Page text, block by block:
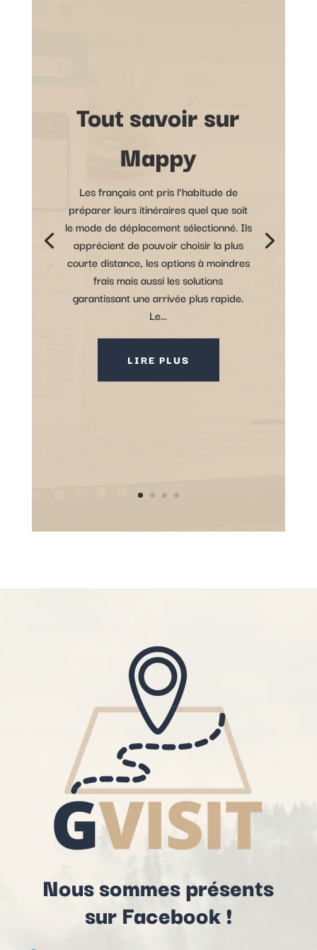
Tout savoir sur
Mappy
Les français ont pris l’habitude de
préparer leurs itinéraires quel que soit
le mode de déplacement sélectionné. Ils
apprécient de pouvoir choisir la plus
courte distance, les options à moindres
frais mais aussi les solutions
garantissant une arrivée plus rapide.
Le...
LIRE PLUS
Nous sommes présents
sur Facebook !